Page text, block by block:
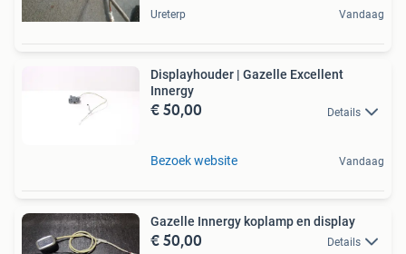
Ureterp Vandaag
Displayhouder | Gazelle Excellent
Innergy
€ 50,00 Details
Bezoek website Vandaag
Gazelle Innergy koplamp en display
€ 50,00 Details